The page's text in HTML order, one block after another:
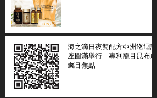
海之滴日夜雙配方亞洲巡迴講
座圓滿舉行 專利籠目昆布成
矚目焦點